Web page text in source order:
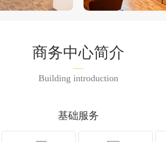
商务中心简介
Building introduction
基础服务